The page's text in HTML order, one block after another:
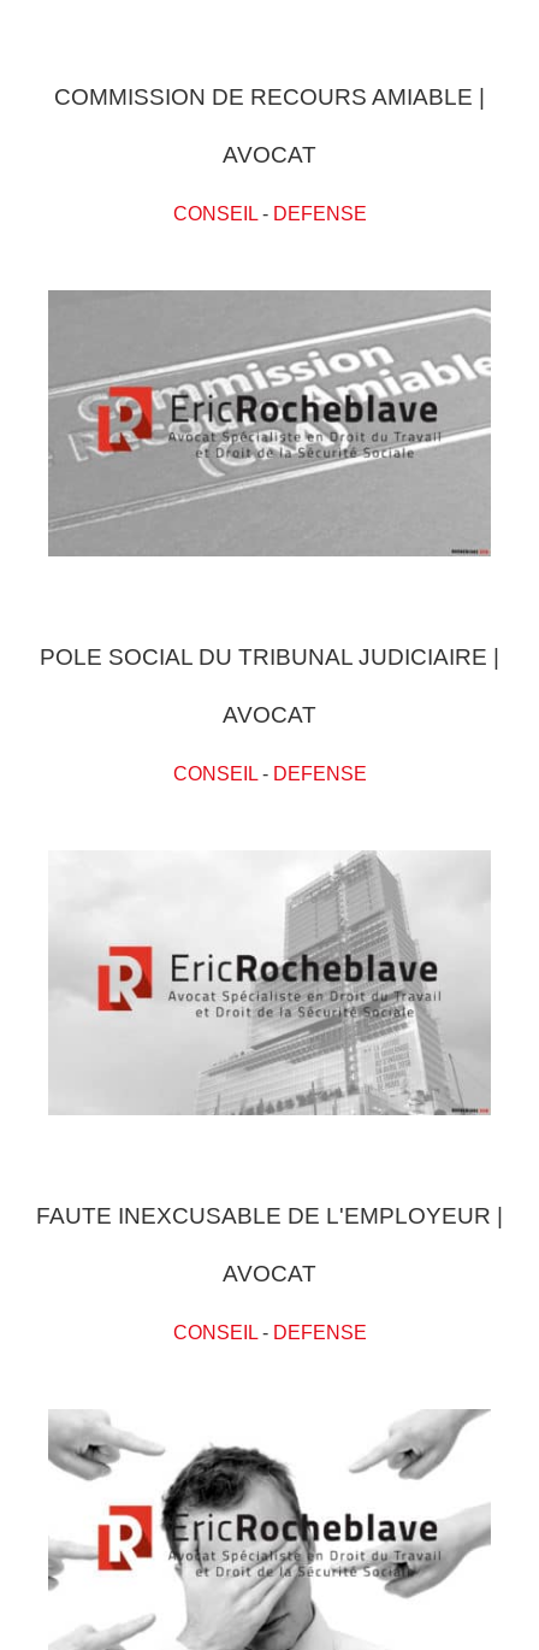
COMMISSION DE RECOURS AMIABLE |
AVOCAT
CONSEIL- DEFENSE
POLE SOCIAL DU TRIBUNAL JUDICIAIRE |
AVOCAT
CONSEIL- DEFENSE
FAUTE INEXCUSABLE DE L'EMPLOYEUR |
AVOCAT
CONSEIL- DEFENSE